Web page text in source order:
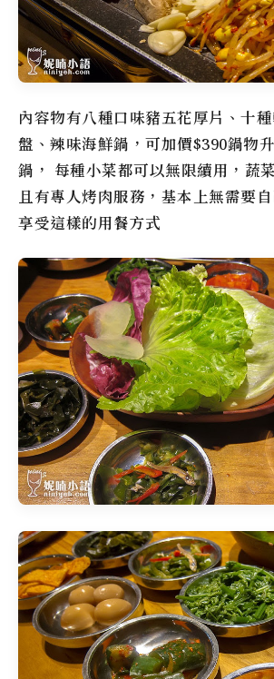
內容物有八種口味豬五花厚片、十
盤、辣味海鮮鍋，可加價$390鍋物
鍋， 每種小菜都可以無限續用，蔬
且有專人烤肉服務，基本上無需要
享受這樣的用餐方式